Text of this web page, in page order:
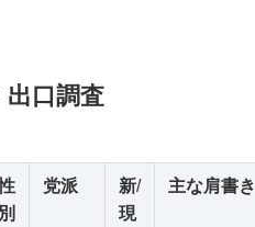
出口調査
別
党派 新/
現
主な肩書き